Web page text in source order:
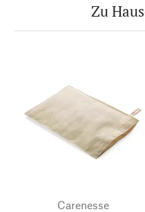
Zu
Carenesse